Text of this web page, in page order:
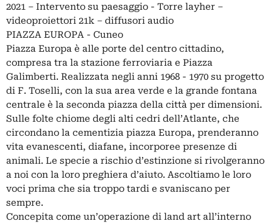
2021 – Intervento su paesaggio - Torre layher –
videoproiettori 21k – diffusori audio
PIAZZA EUROPA - Cuneo
Piazza Europa è alle porte del centro cittadino,
compresa tra la stazione ferroviaria e Piazza
Galimberti. Realizzata negli anni 1968 - 1970 su progetto
di F. Toselli, con la sua area verde e la grande fontana
centrale è la seconda piazza della città per dimensioni.
Sulle folte chiome degli alti cedri dell’Atlante, che
circondano la cementizia piazza Europa, prenderanno
vita evanescenti, diafane, incorporee presenze di
animali. Le specie a rischio d’estinzione si rivolgeranno
a noi con la loro preghiera d’aiuto. Ascoltiamo le loro
voci prima che sia troppo tardi e svaniscano per
sempre.
Concepita come un’operazione di land art all’interno